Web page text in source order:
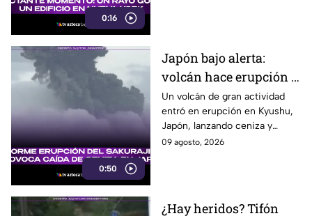
0:16
0:50
Japón bajo alerta:
volcán hace erupción y
lanza ceniza a más de 2
mil metros
Un volcán de gran actividad
entró en erupción en Kyushu,
Japón, lanzando ceniza y
material volcánico a más de 2
09 agosto, 2026
¿Hay heridos? Tifón